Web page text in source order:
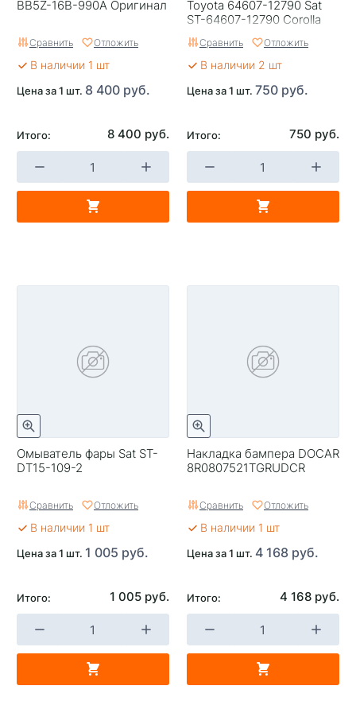
BB5Z-16B-990A Оригинал
Сравнить Отложить
В наличии 1 шт
Цена за 1 шт. 8 400 руб.
Итого: 8 400 руб.
Toyota 64607-12790 Sat
ST-64607-12790 Corolla
120
Сравнить Отложить
В наличии 2 шт
Цена за 1 шт. 750 руб.
Итого: 750 руб.
Омыватель фары Sat ST-
DT15-109-2
Сравнить Отложить
В наличии 1 шт
Цена за 1 шт. 1 005 руб.
Итого: 1 005 руб.
Накладка бампера DOCAR
8R0807521TGRUDCR
Сравнить Отложить
В наличии 1 шт
Цена за 1 шт. 4 168 руб.
Итого: 4 168 руб.